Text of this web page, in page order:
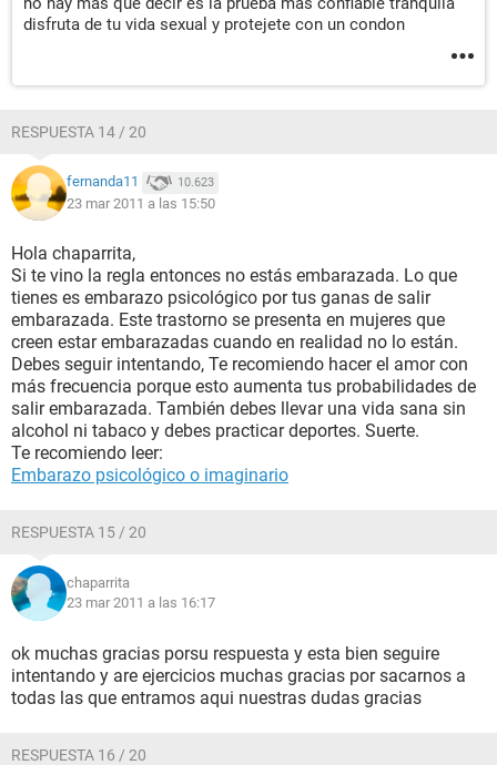
disfruta de tu vida sexual y protejete con un condon
RESPUESTA 14 / 20
fernanda11 10.623
23 mar 2011 a las 15:50
Hola chaparrita,
Si te vino la regla entonces no estás embarazada. Lo que
tienes es embarazo psicológico por tus ganas de salir
embarazada. Este trastorno se presenta en mujeres que
creen estar embarazadas cuando en realidad no lo están.
Debes seguir intentando, Te recomiendo hacer el amor con
más frecuencia porque esto aumenta tus probabilidades de
salir embarazada. También debes llevar una vida sana sin
alcohol ni tabaco y debes practicar deportes. Suerte.
Te recomiendo leer:
Embarazo psicológico o imaginario
RESPUESTA 15 / 20
chaparrita
23 mar 2011 a las 16:17
ok muchas gracias porsu respuesta y esta bien seguire
intentando y are ejercicios muchas gracias por sacarnos a
todas las que entramos aqui nuestras dudas gracias
RESPUESTA 16 / 20